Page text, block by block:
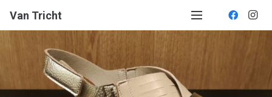
Van Tricht